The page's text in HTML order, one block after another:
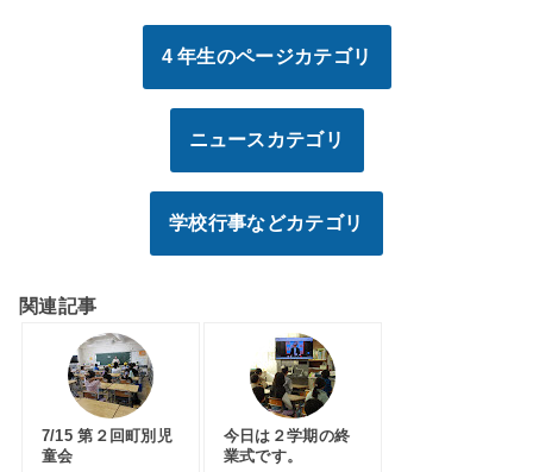
4 年生のページカテゴリ
ニュースカテゴリ
学校行事などカテゴリ
関連記事
7/15 第２回町別児
童会
今日は２学期の終
業式です。